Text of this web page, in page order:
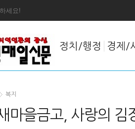
정치/행정 경제/
복지
마을금고, 사랑의 김